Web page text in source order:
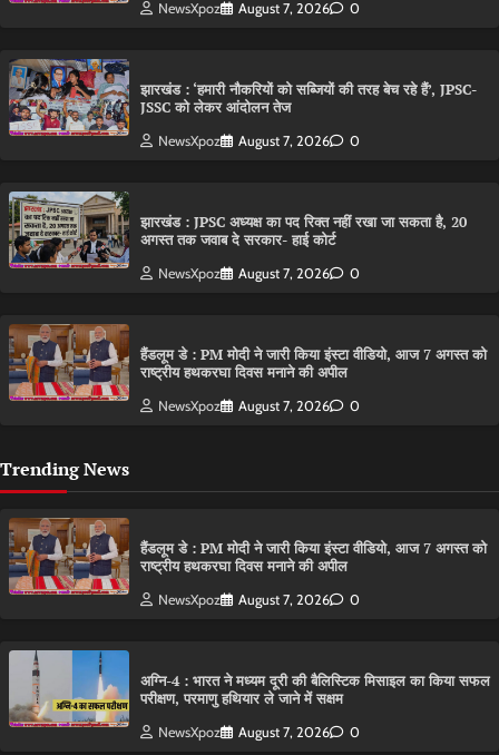
NewsXpoz August 7, 2026 0
झारखंड : ‘हमारी नौकरियों को सब्जियों की तरह बेच रहे हैं’, JPSC-
JSSC को लेकर आंदोलन तेज
NewsXpoz August 7, 2026 0
झारखंड : JPSC अध्यक्ष का पद रिक्त नहीं रखा जा सकता है, 20
अगस्त तक जवाब दे सरकार- हाई कोर्ट
NewsXpoz August 7, 2026 0
हैंडलूम डे : PM मोदी ने जारी किया इंस्टा वीडियो, आज 7 अगस्त को
राष्ट्रीय हथकरघा दिवस मनाने की अपील
NewsXpoz August 7, 2026 0
Trending News
हैंडलूम डे : PM मोदी ने जारी किया इंस्टा वीडियो, आज 7 अगस्त को
राष्ट्रीय हथकरघा दिवस मनाने की अपील
NewsXpoz August 7, 2026 0
अग्नि-4 : भारत ने मध्यम दूरी की बैलिस्टिक मिसाइल का किया सफल
परीक्षण, परमाणु हथियार ले जाने में सक्षम
NewsXpoz August 7, 2026 0